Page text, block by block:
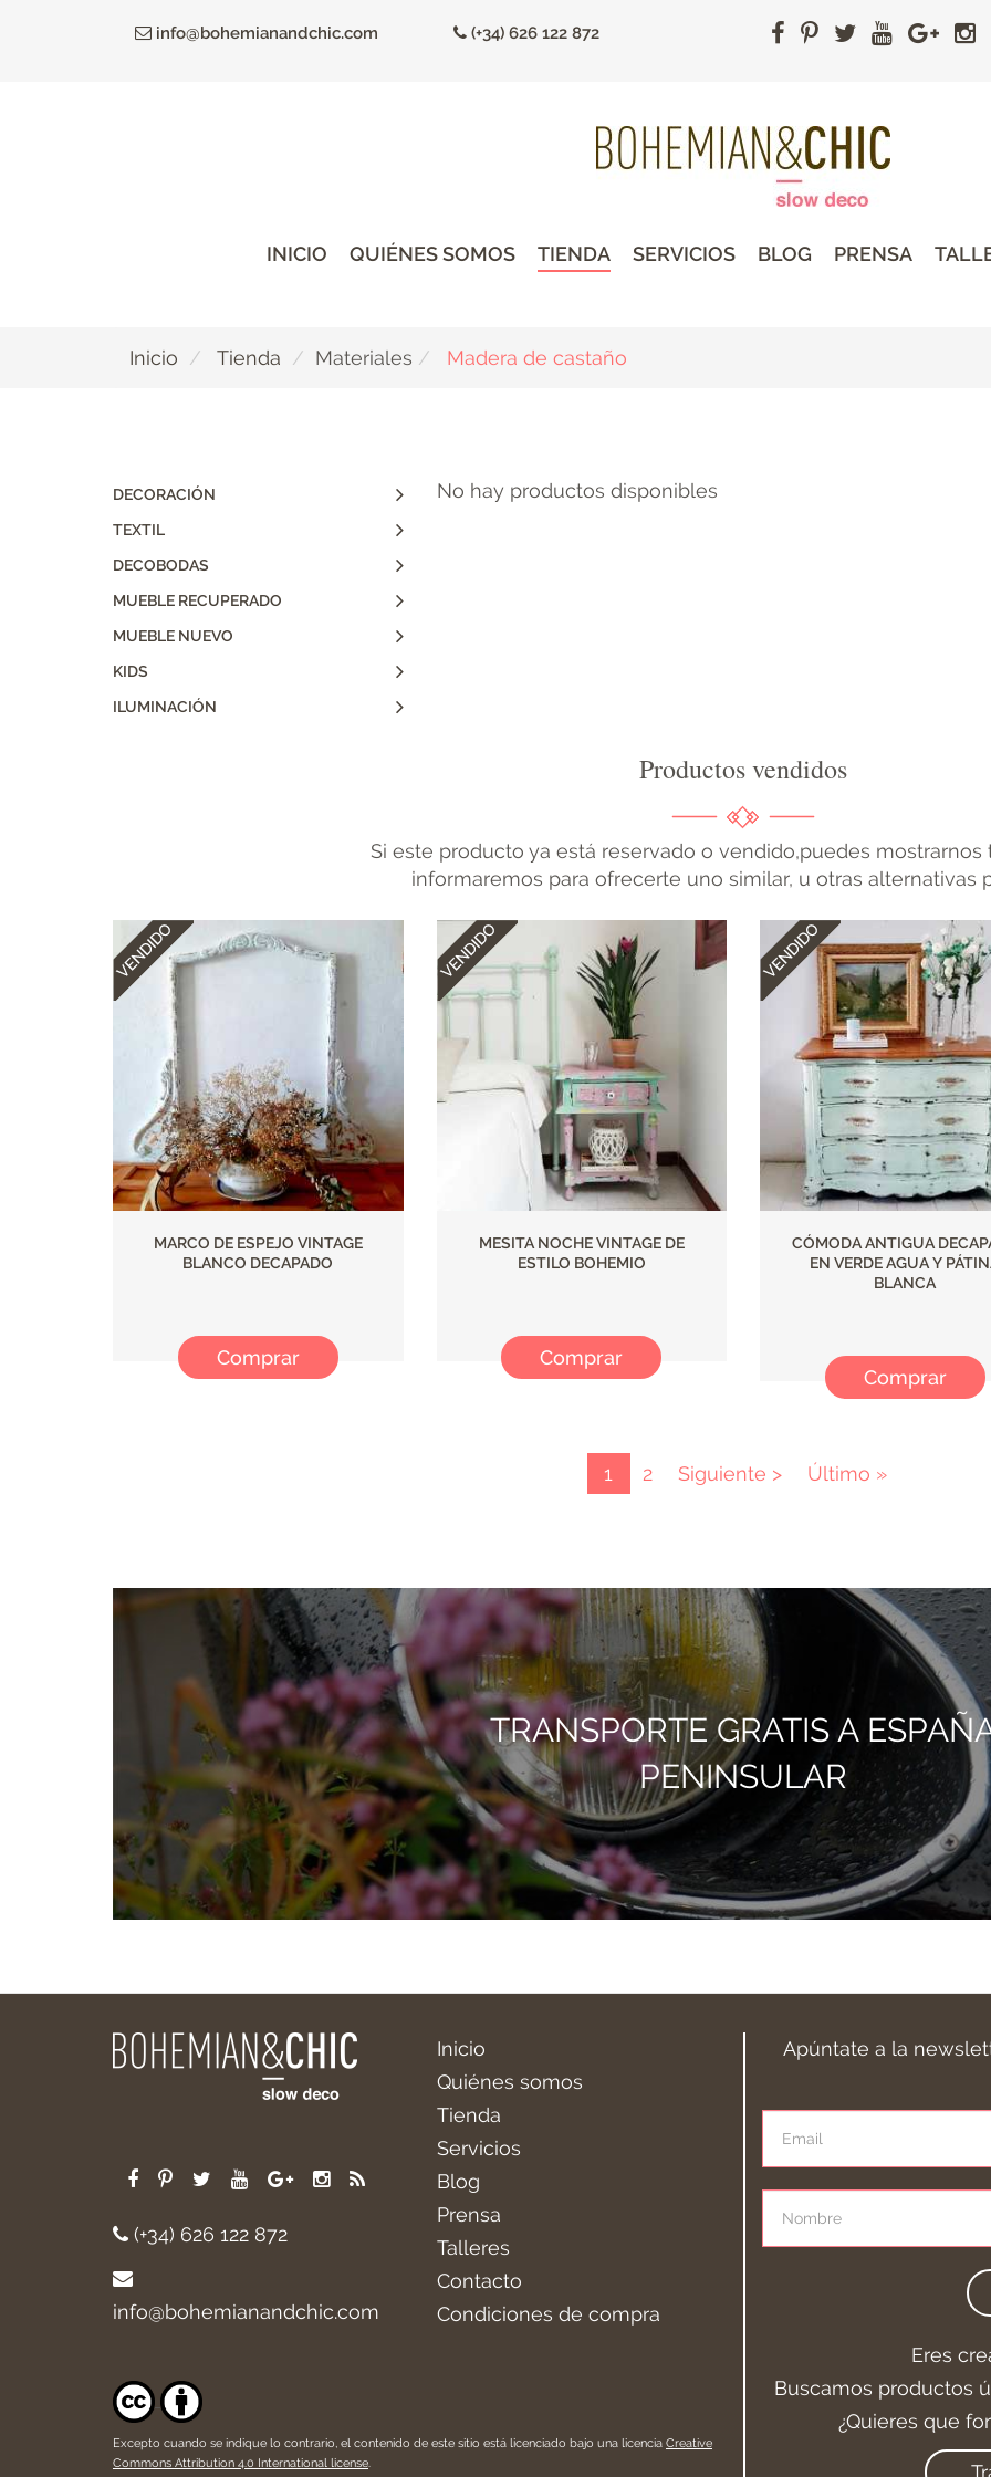
info@bohemianandchic.com (+34) 626 122 872
INICIO QUIÉNES SOMOS TIENDA SERVICIOS BLOG PRENSA
Inicio Tienda Materiales Madera de castaño
DECORACIÓN
TEXTIL
DECOBODAS
MUEBLE RECUPERADO
MUEBLE NUEVO
KIDS
ILUMINACIÓN
No hay productos disponibles
Productos vendidos
Si este producto ya está reservado o vendido,puedes mostrarnos
informaremos para ofrecerte uno similar, u otras alternativas
MARCO DE ESPEJO VINTAGE
BLANCO DECAPADO
Comprar
MESITA NOCHE VINTAGE DE
ESTILO BOHEMIO
Comprar
CÓMODA ANTIGUA
EN VERDE AGUA Y
BLANCA
Comprar
Página
actual
1 Page
2
Página
Siguiente >
Última
Último »
TRANSPORTE GRATIS A
PENINSULAR
(+34) 626 122 872
info@bohemianandchic.com
Inicio
Quiénes somos
Tienda
Servicios
Blog
Prensa
Talleres
Contacto
Condiciones de compra
Excepto cuando se indique lo contrario, el contenido de este sitio está licenciado bajo una licencia Creative
Commons Attribution 4.0 International license.
Apúntate a la
Eres
Buscamos productos
¿Quieres que